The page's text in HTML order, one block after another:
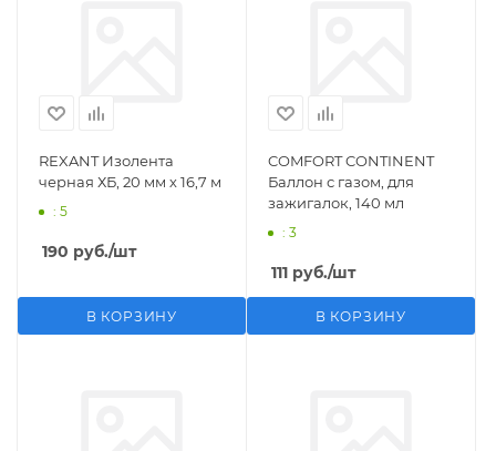
REXANT Изолента
черная ХБ, 20 мм х 16,7 м
: 5
190 руб./шт
В КОРЗИНУ
COMFORT CONTINENT
Баллон с газом, для
зажигалок, 140 мл
: 3
111 руб./шт
В КОРЗИНУ